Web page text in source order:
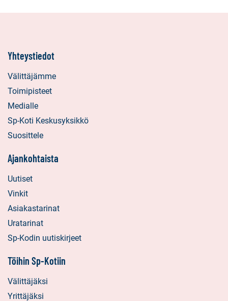
Yhteystiedot
Välittäjämme
Toimipisteet
Medialle
Sp-Koti Keskusyksikkö
Suosittele
Ajankohtaista
Uutiset
Vinkit
Asiakastarinat
Uratarinat
Sp-Kodin uutiskirjeet
Töihin Sp-Kotiin
Välittäjäksi
Yrittäjäksi